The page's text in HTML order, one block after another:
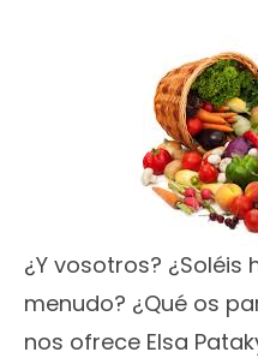
¿Y vosotros? ¿Soléis
menudo? ¿Qué os
nos ofrece Elsa